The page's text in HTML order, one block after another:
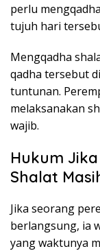
perlu
tujuh hari
Mengqadha
qadha tersebut
tuntunan.
melaksanakan
wajib.
Hukum
Shalat
Jika seorang
berlangsung, ia
yang waktunya